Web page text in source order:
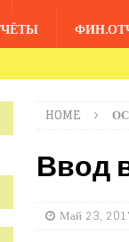
HOME
Ввод
Май 23,